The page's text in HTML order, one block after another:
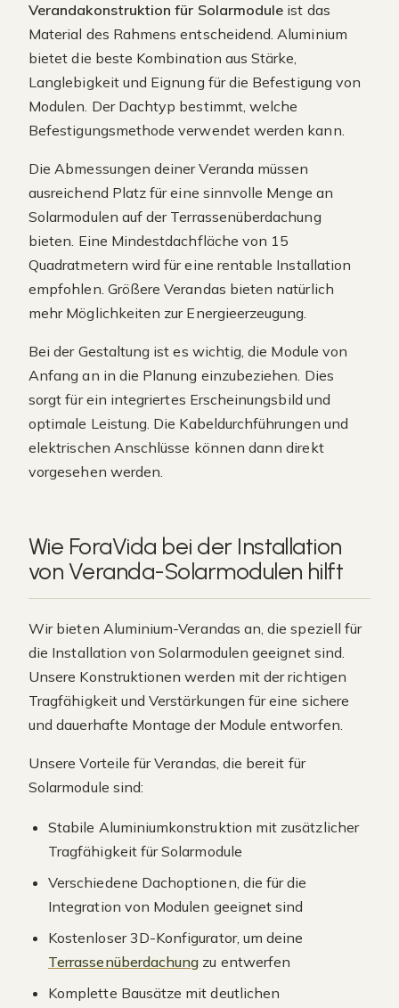
Verandakonstruktion für Solarmodule ist das
Material des Rahmens entscheidend. Aluminium
bietet die beste Kombination aus Stärke,
Langlebigkeit und Eignung für die Befestigung von
Modulen. Der Dachtyp bestimmt, welche
Befestigungsmethode verwendet werden kann.
Die Abmessungen deiner Veranda müssen
ausreichend Platz für eine sinnvolle Menge an
Solarmodulen auf der Terrassenüberdachung
bieten. Eine Mindestdachfläche von 15
Quadratmetern wird für eine rentable Installation
empfohlen. Größere Verandas bieten natürlich
mehr Möglichkeiten zur Energieerzeugung.
Bei der Gestaltung ist es wichtig, die Module von
Anfang an in die Planung einzubeziehen. Dies
sorgt für ein integriertes Erscheinungsbild und
optimale Leistung. Die Kabeldurchführungen und
elektrischen Anschlüsse können dann direkt
vorgesehen werden.
Wie ForaVida bei der Installation
von Veranda-Solarmodulen hilft
Wir bieten Aluminium-Verandas an, die speziell für
die Installation von Solarmodulen geeignet sind.
Unsere Konstruktionen werden mit der richtigen
Tragfähigkeit und Verstärkungen für eine sichere
und dauerhafte Montage der Module entworfen.
Unsere Vorteile für Verandas, die bereit für
Solarmodule sind:
Stabile Aluminiumkonstruktion mit zusätzlicher
Tragfähigkeit für Solarmodule
Verschiedene Dachoptionen, die für die
Integration von Modulen geeignet sind
Kostenloser 3D-Konfigurator, um deine
Terrassenüberdachung zu entwerfen
Komplette Bausätze mit deutlichen